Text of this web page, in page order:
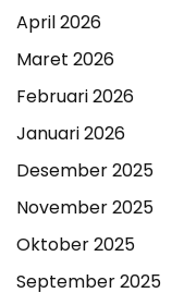
April 2026
Maret 2026
Februari 2026
Januari 2026
Desember 2025
November 2025
Oktober 2025
September 2025